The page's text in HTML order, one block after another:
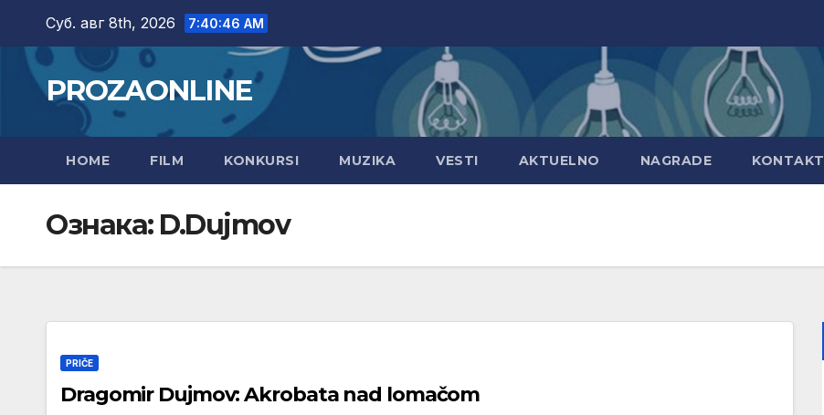
content
Суб. авг 8th, 2026 7:40:47 AM
PROZAONLINE
HOME FILM KONKURSI MUZIKA VESTI AKTUELNO NAGRADE KONTAKT
Ознака: D.Dujmov
PRIČE
Dragomir Dujmov: Akrobata nad lomačom